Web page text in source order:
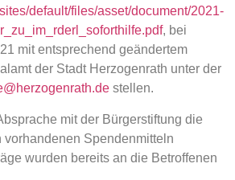
default/files/asset/document/2021-
, bei
mit entsprechend geändertem
der Stadt Herzogenrath unter der
stellen.
mit der Bürgerstiftung die
Spendenmitteln
wurden bereits an die Betroffenen